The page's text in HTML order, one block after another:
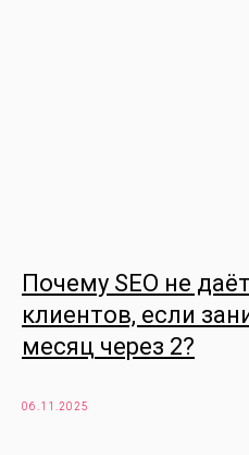
Почему SEO не
клиентов, если
месяц через 2?
06.11.2025